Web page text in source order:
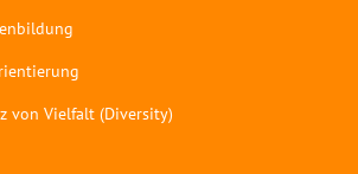
von Vielfalt (Diversity)